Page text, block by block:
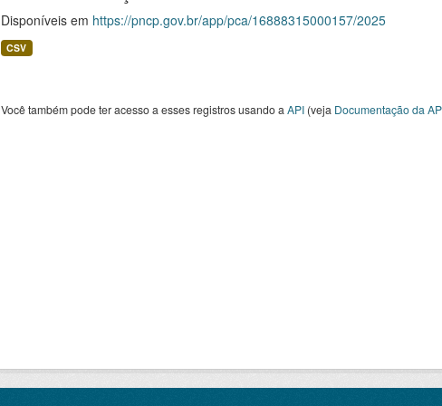
Disponíveis em https://pncp.gov.br/app/pca/16888315000157/2025
CSV
Você também pode ter acesso a esses registros usando a API(veja Documentação da